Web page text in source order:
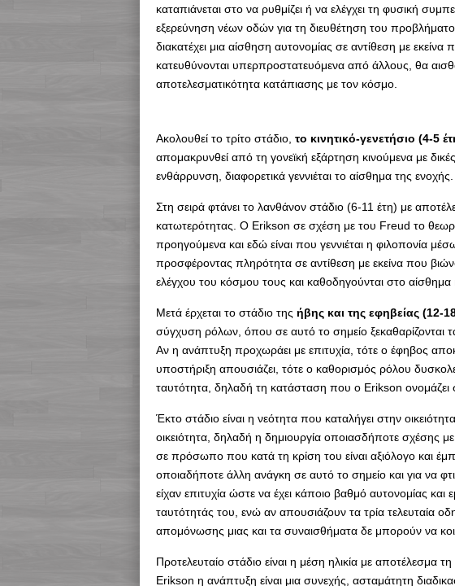
καταπιάνεται στο να ρυθμίζει ή να ελέγχει τη φυσική
εξερεύνηση νέων οδών για τη διευθέτηση του
διακατέχει μια αίσθηση αυτονομίας σε αντίθεση με εκείνα
κατευθύνονται υπερπροστατευόμενα από άλλους, θα
αποτελεσματικότητα κατάπιασης με τον κόσμο.
Ακολουθεί το τρίτο στάδιο, το κινητικό-γενετήσιο (4-5
απομακρυνθεί από τη γονεϊκή εξάρτηση κινούμενα με
ενθάρρυνση, διαφορετικά γεννιέται το αίσθημα της ενοχής.
Στη σειρά φτάνει το λανθάνον στάδιο (6-11 έτη) με
κατωτερότητας. Ο Erikson σε σχέση με του Freud το
προηγούμενα και εδώ είναι που γεννιέται η φιλοπονία
προσφέροντας πληρότητα σε αντίθεση με εκείνα που
ελέγχου του κόσμου τους και καθοδηγούνται στο αίσθημα
Μετά έρχεται το στάδιο της ήβης και της εφηβείας (12-
σύγχυση ρόλων, όπου σε αυτό το σημείο ξεκαθαρίζονται τα
Αν η ανάπτυξη προχωράει με επιτυχία, τότε ο έφηβος
υποστήριξη απουσιάζει, τότε ο καθορισμός ρόλου
ταυτότητα, δηλαδή τη κατάσταση που ο Erikson
Έκτο στάδιο είναι η νεότητα που καταλήγει στην
οικειότητα, δηλαδή η δημιουργία οποιασδήποτε σχέσης
σε πρόσωπο που κατά τη κρίση του είναι αξιόλογο και
οποιαδήποτε άλλη ανάγκη σε αυτό το σημείο και για να
είχαν επιτυχία ώστε να έχει κάποιο βαθμό αυτονομίας
ταυτότητάς του, ενώ αν απουσιάζουν τα τρία τελευταία
απομόνωσης μιας και τα συναισθήματα δε μπορούν να
Προτελευταίο στάδιο είναι η μέση ηλικία με αποτέλεσμα
Erikson η ανάπτυξη είναι μια συνεχής, ασταμάτητη